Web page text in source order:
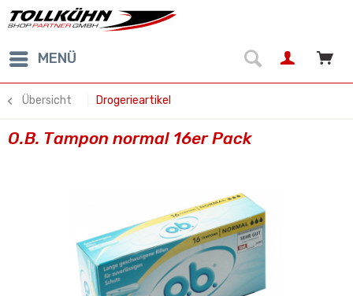
MENÜ
Übersicht Drogerieartikel
O.B. Tampon normal 16er Pack